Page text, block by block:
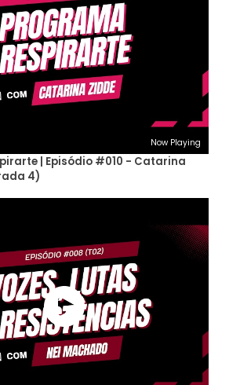
Now Playing
| Episódio #010 - Catarina
4)